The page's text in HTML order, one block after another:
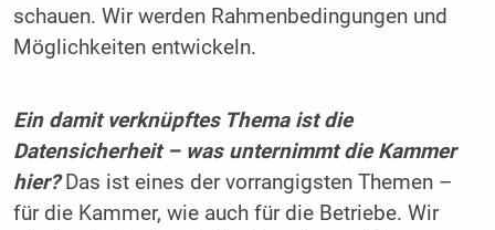
schauen. Wir werden Rahmenbedingungen und
Möglichkeiten entwickeln.
Ein damit verknüpftes Thema ist die
Datensicherheit – was unternimmt die Kammer
hier? Das ist eines der vorrangigsten Themen –
für die Kammer, wie auch für die Betriebe. Wir